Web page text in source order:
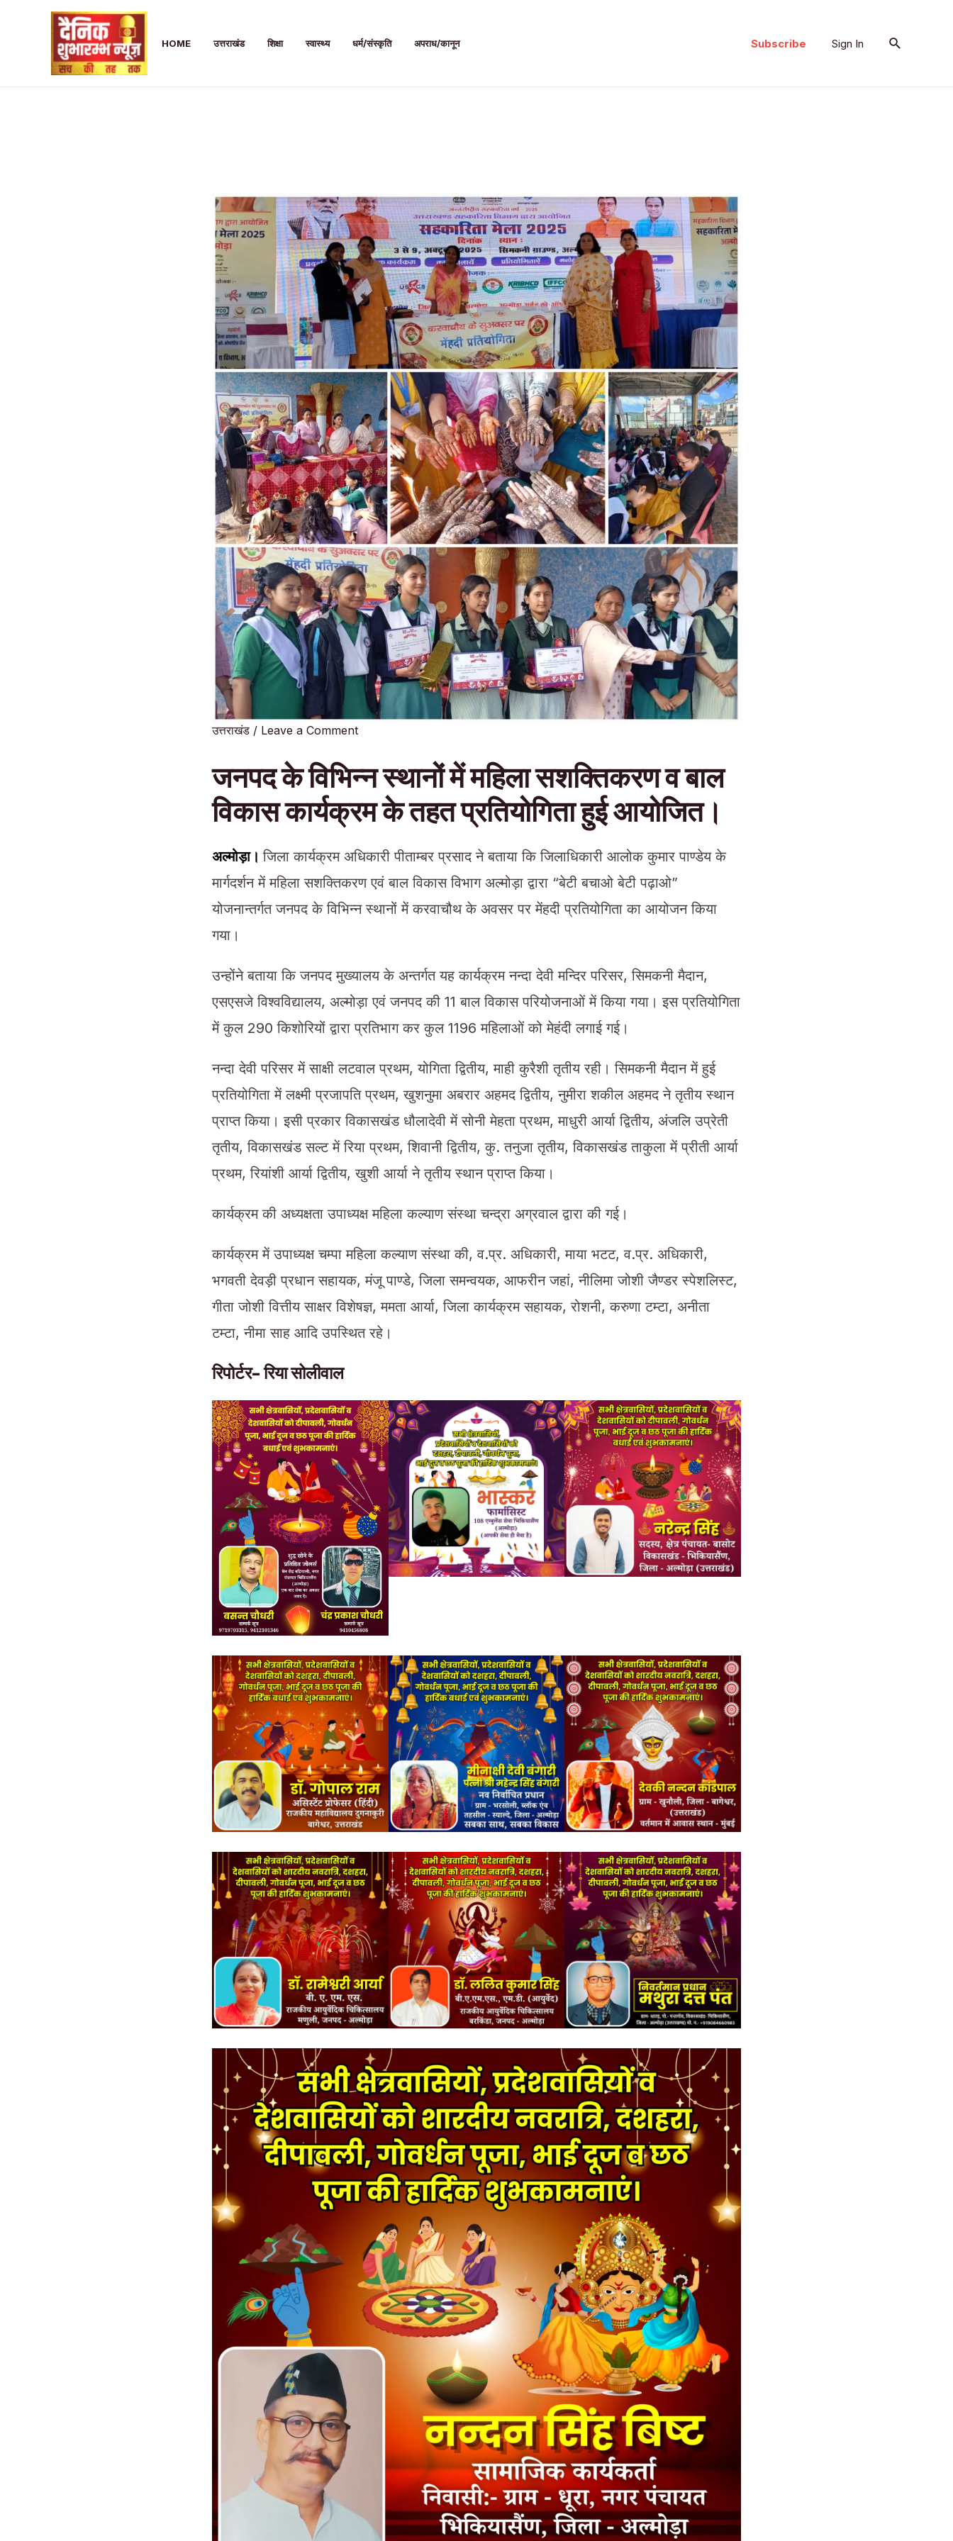
HOME उत्तराखंड शिक्षा स्वास्थ्य धर्म/संस्कृति अपराध/कानून Subscribe Sign In Search
उत्तराखंड/ Leave a Comment
जनपद के विभिन्न स्थानों में महिला सशक्तिकरण व बाल
विकास कार्यक्रम के तहत प्रतियोगिता हुई आयोजित।
अल्मोड़ा।जिला कार्यक्रम अधिकारी पीताम्बर प्रसाद ने बताया कि जिलाधिकारी आलोक कुमार पाण्डेय के
मार्गदर्शन में महिला सशक्तिकरण एवं बाल विकास विभाग अल्मोड़ा द्वारा “बेटी बचाओ बेटी पढ़ाओ”
योजनान्तर्गत जनपद के विभिन्न स्थानों में करवाचौथ के अवसर पर मेंहदी प्रतियोगिता का आयोजन किया
गया।
उन्होंने बताया कि जनपद मुख्यालय के अन्तर्गत यह कार्यक्रम नन्दा देवी मन्दिर परिसर, सिमकनी मैदान,
एसएसजे विश्वविद्यालय, अल्मोड़ा एवं जनपद की 11 बाल विकास परियोजनाओं में किया गया। इस प्रतियोगिता
में कुल 290 किशोरियों द्वारा प्रतिभाग कर कुल 1196 महिलाओं को मेहंदी लगाई गई।
नन्दा देवी परिसर में साक्षी लटवाल प्रथम, योगिता द्वितीय, माही कुरैशी तृतीय रही। सिमकनी मैदान में हुई
प्रतियोगिता में लक्ष्मी प्रजापति प्रथम, खुशनुमा अबरार अहमद द्वितीय, नुमीरा शकील अहमद ने तृतीय स्थान
प्राप्त किया। इसी प्रकार विकासखंड धौलादेवी में सोनी मेहता प्रथम, माधुरी आर्या द्वितीय, अंजलि उप्रेती
तृतीय, विकासखंड सल्ट में रिया प्रथम, शिवानी द्वितीय, कु. तनुजा तृतीय, विकासखंड ताकुला में प्रीती आर्या
प्रथम, रियांशी आर्या द्वितीय, खुशी आर्या ने तृतीय स्थान प्राप्त किया।
कार्यक्रम की अध्यक्षता उपाध्यक्ष महिला कल्याण संस्था चन्द्रा अग्रवाल द्वारा की गई।
कार्यक्रम में उपाध्यक्ष चम्पा महिला कल्याण संस्था की, व.प्र. अधिकारी, माया भटट, व.प्र. अधिकारी,
भगवती देवड़ी प्रधान सहायक, मंजू पाण्डे, जिला समन्वयक, आफरीन जहां, नीलिमा जोशी जैण्डर स्पेशलिस्ट,
गीता जोशी वित्तीय साक्षर विशेषज्ञ, ममता आर्या, जिला कार्यक्रम सहायक, रोशनी, करुणा टम्टा, अनीता
टम्टा, नीमा साह आदि उपस्थित रहे।
रिपोर्टर- रिया सोलीवाल